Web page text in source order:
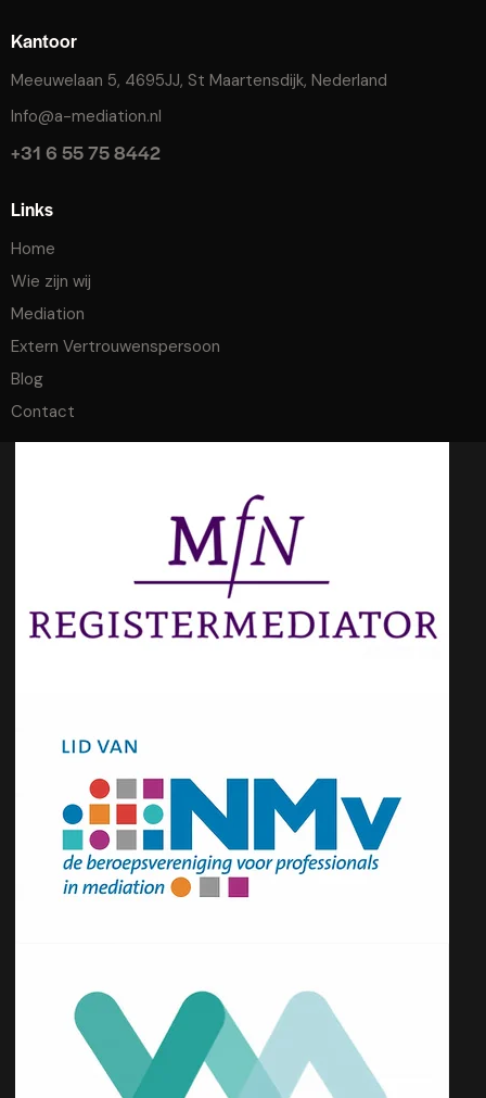
Kantoor
Meeuwelaan 5, 4695JJ, St Maartensdijk, Nederland
Info@a-mediation.nl
+31 6 55 75 8442
Links
Home
Wie zijn wij
Mediation
Extern Vertrouwenspersoon
Blog
Contact